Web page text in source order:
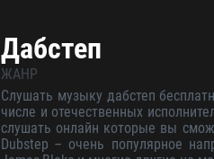
Дабстеп
ЖАНР
Слушать музыку дабстеп
числе и отечественных
слушать онлайн которые вы
Dubstep – очень популярное